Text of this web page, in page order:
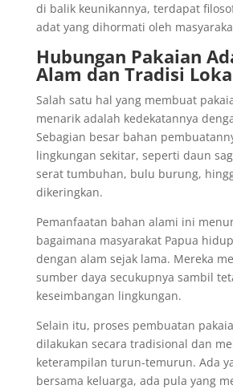
di balik keunikannya, terdapat
adat yang dihormati oleh
Hubungan Pakaian
Alam dan Tradisi
Salah satu hal yang membuat
menarik adalah kedekatannya
Sebagian besar bahan
lingkungan sekitar, seperti daun
serat tumbuhan, bulu burung,
dikeringkan.
Pemanfaatan bahan alami ini
bagaimana masyarakat Papua
dengan alam sejak lama. Mereka
sumber daya secukupnya sambil
keseimbangan lingkungan.
Selain itu, proses pembuatan
dilakukan secara tradisional dan
keterampilan turun-temurun. Ada
bersama keluarga, ada pula yang